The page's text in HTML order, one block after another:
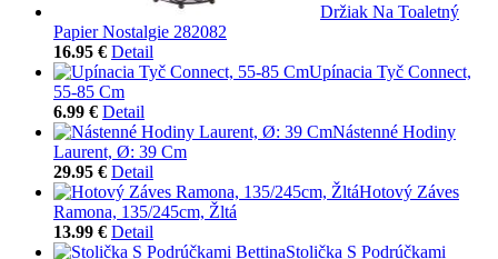
Držiak Na Toaletný
Papier Nostalgie 282082
16.95 € Detail
Upínacia Tyč Connect,
55-85 Cm
6.99 € Detail
Nástenné Hodiny
Laurent, Ø: 39 Cm
29.95 € Detail
Hotový Záves
Ramona, 135/245cm, Žltá
13.99 € Detail
Stolička S Podrúčkami